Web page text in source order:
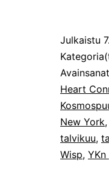
Julkaistu
Heart
New York,
talvikuu,
Wisp, YKn